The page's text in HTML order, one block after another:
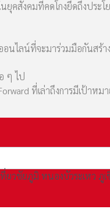
ยุคสังคมที่คดโกงยึดถึงป
นไลน์ที่จะมาร่วมมือกันสร้
ๆ ไป
ที่เล่าถึงการมีเป้า
ที่ยวชัยภูมิ หนองบัวระเหว ภู